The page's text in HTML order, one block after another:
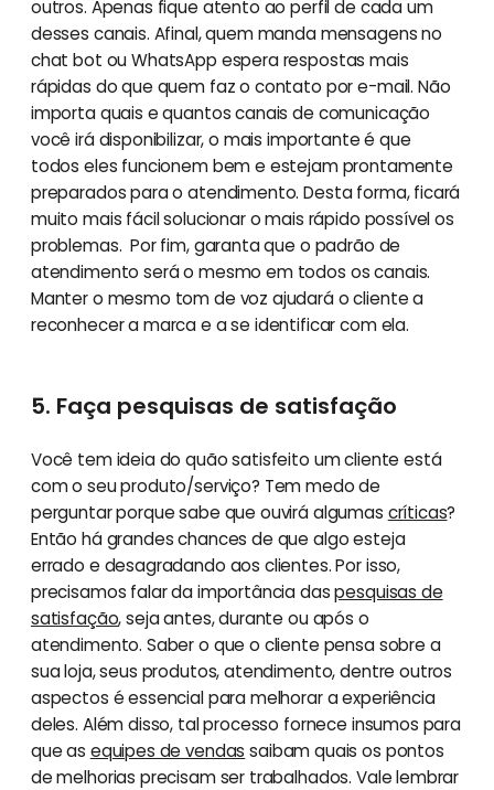
outros. Apenas fique atento ao perfil de cada um
desses canais. Afinal, quem manda mensagens no
chat bot ou WhatsApp espera respostas mais
rápidas do que quem faz o contato por e-mail. Não
importa quais e quantos canais de comunicação
você irá disponibilizar, o mais importante é que
todos eles funcionem bem e estejam prontamente
preparados para o atendimento. Desta forma, ficará
muito mais fácil solucionar o mais rápido possível os
problemas. Por fim, garanta que o padrão de
atendimento será o mesmo em todos os canais.
Manter o mesmo tom de voz ajudará o cliente a
reconhecer a marca e a se identificar com ela.
5. Faça pesquisas de satisfação
Você tem ideia do quão satisfeito um cliente está
com o seu produto/serviço? Tem medo de
perguntar porque sabe que ouvirá algumas críticas?
Então há grandes chances de que algo esteja
errado e desagradando aos clientes. Por isso,
precisamos falar da importância daspesquisas de
satisfação, seja antes, durante ou após o
atendimento. Saber o que o cliente pensa sobre a
sua loja, seus produtos, atendimento, dentre outros
aspectos é essencial para melhorar a experiência
deles. Além disso, tal processo fornece insumos para
que as equipes de vendas saibam quais os pontos
de melhorias precisam ser trabalhados. Vale lembrar